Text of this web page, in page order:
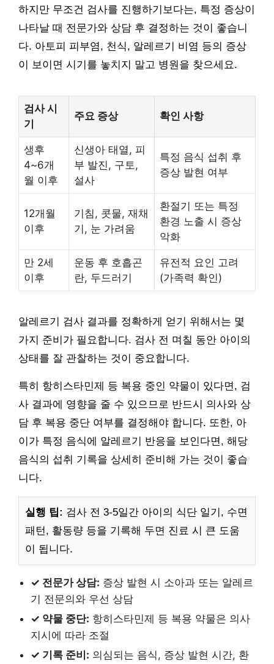
하지만 무조건 검사를 진행하기보다는, 특정 증상이
나타날 때 전문가와 상담 후 결정하는 것이 좋습니
다. 아토피 피부염, 천식, 알레르기 비염 등의 증상
이 보이면 시기를 놓치지 말고 병원을 찾으세요.
검사 시
기
주요 증상 확인 사항
생후
4~6개
월 이후
신생아 태열, 피
부 발진, 구토,
설사
특정 음식 섭취 후
증상 발현 여부
12개월
이후
기침, 콧물, 재채
기, 눈 가려움
환절기 또는 특정
환경 노출 시 증상
악화
만 2세
이후
운동 후 호흡곤
란, 두드러기
유전적 요인 고려
(가족력 확인)
알레르기 검사 결과를 정확하게 얻기 위해서는 몇
가지 준비가 필요합니다. 검사 전 며칠 동안 아이의
상태를 잘 관찰하는 것이 중요합니다.
특히 항히스타민제 등 복용 중인 약물이 있다면, 검
사 결과에 영향을 줄 수 있으므로 반드시 의사와 상
담 후 복용 중단 여부를 결정해야 합니다. 또한, 아
이가 특정 음식에 알레르기 반응을 보인다면, 해당
음식의 섭취 기록을 상세히 준비해 가는 것이 좋습
니다.
실행 팁: 검사 전 3-5일간 아이의 식단 일기, 수면
패턴, 활동량 등을 기록해 두면 진료 시 큰 도움
이 됩니다.
✓ 전문가 상담: 증상 발현 시 소아과 또는 알레르
기 전문의와 우선 상담
✓ 약물 중단: 항히스타민제 등 복용 약물은 의사
지시에 따라 조절
✓ 기록 준비: 의심되는 음식, 증상 발현 시간, 환